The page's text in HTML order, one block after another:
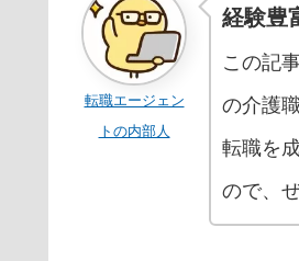
転職エージェン
トの内部人
経験豊
この記
の介護
転職を
ので、